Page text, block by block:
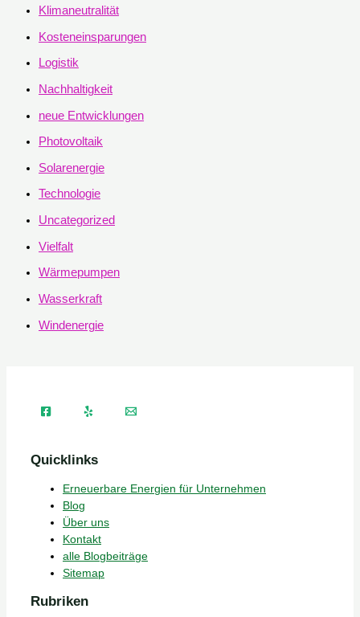
Klimaneutralität
Kosteneinsparungen
Logistik
Nachhaltigkeit
neue Entwicklungen
Photovoltaik
Solarenergie
Technologie
Uncategorized
Vielfalt
Wärmepumpen
Wasserkraft
Windenergie
Quicklinks
Erneuerbare Energien für Unternehmen
Blog
Über uns
Kontakt
alle Blogbeiträge
Sitemap
Rubriken